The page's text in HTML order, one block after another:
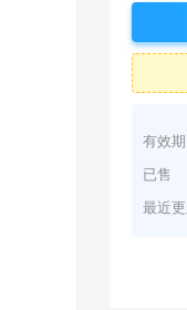
有效期
已售
最近